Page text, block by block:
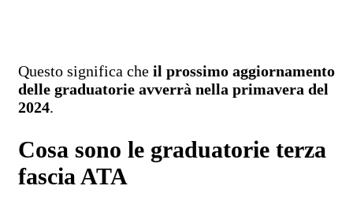
Questo significa che il prossimo aggiornamento
delle graduatorie avverrà nella primavera del
2024.
Cosa sono le graduatorie terza
fascia ATA